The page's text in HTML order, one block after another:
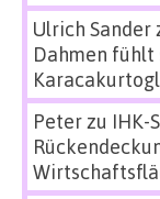
Ulrich Sander
Dahmen fühlt
Peterzu IHK-